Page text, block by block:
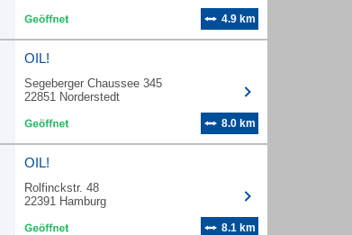
4.9 km
OIL!
Segeberger Chaussee 345
22851 Norderstedt
8.0 km
OIL!
Rolfinckstr. 48
22391 Hamburg
8.1 km